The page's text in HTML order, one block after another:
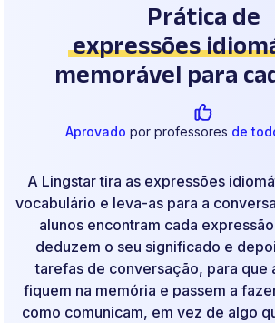
Prática de
expressões
memorável para
Aprovado por professores de
A Lingstar tira as expressões
vocabulário e leva-as para a
alunos encontram cada
deduzem o seu significado e
tarefas de conversação, para que
fiquem na memória e passem a
como comunicam, em vez de algo